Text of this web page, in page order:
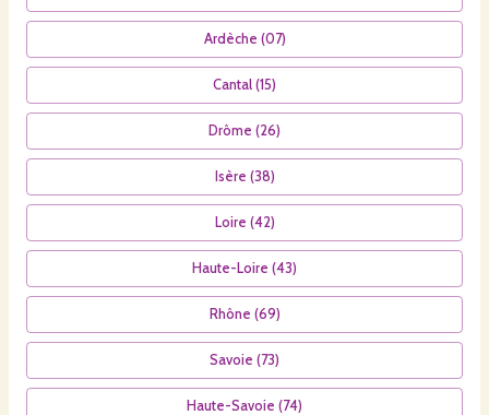
Ardèche (07)
Cantal (15)
Drôme (26)
Isère (38)
Loire (42)
Haute-Loire (43)
Rhône (69)
Savoie (73)
Haute-Savoie (74)